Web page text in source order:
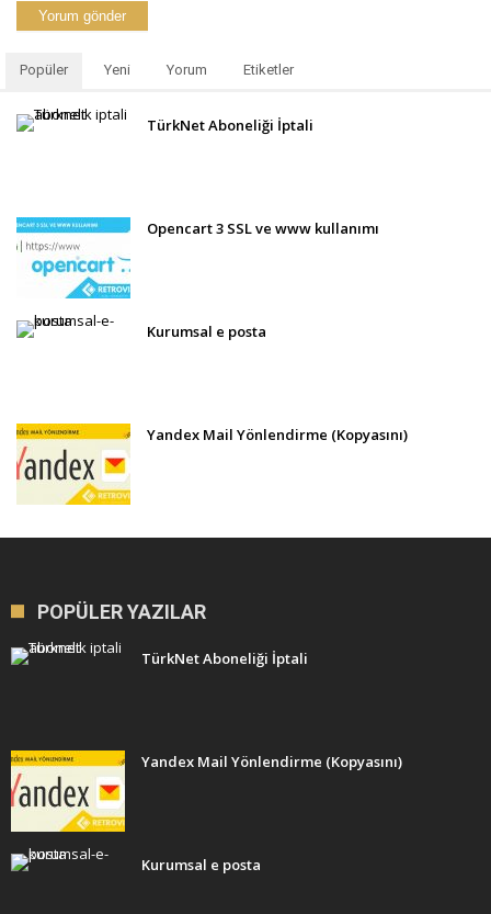
Popüler Yeni Yorum Etiketler
TürkNet Aboneliği İptali
Opencart 3 SSL ve www kullanımı
Kurumsal e posta
Yandex Mail Yönlendirme (Kopyasını)
POPÜLER YAZILAR
TürkNet Aboneliği İptali
Yandex Mail Yönlendirme (Kopyasını)
Kurumsal e posta